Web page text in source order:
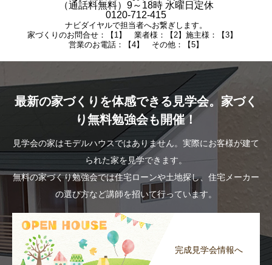
（通話料無料）9～18時 水曜日定休
0120-712-415
ナビダイヤルで担当者へお繋ぎします。
家づくりのお問合せ：【1】 業者様：【2】施主様：【3】
営業のお電話：【4】 その他：【5】
最新の家づくりを体感できる見学会。家づく
り無料勉強会も開催！
見学会の家はモデルハウスではありません。実際にお客様が建て
られた家を見学できます。
無料の家づくり勉強会では住宅ローンや土地探し、住宅メーカー
の選び方など講師を招いて行っています。
完成見学会情報へ